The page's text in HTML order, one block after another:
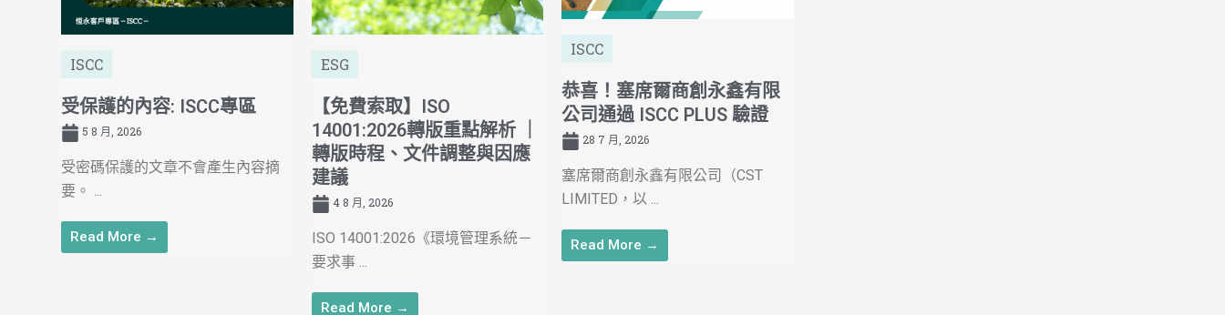
ISCC
受保護的內容: ISCC專區
5 8 月, 2026
受密碼保護的文章不會產生內容摘
要。 ...
Read More →
ESG
【免費索取】ISO
14001:2026轉版重點解析 ｜
轉版時程、文件調整與因應
建議
4 8 月, 2026
ISO 14001:2026《環境管理系統－
要求事 ...
Read More →
ISCC
恭喜！塞席爾商創永鑫有限
公司通過 ISCC PLUS 驗證
28 7 月, 2026
塞席爾商創永鑫有限公司（CST
LIMITED，以 ...
Read More →